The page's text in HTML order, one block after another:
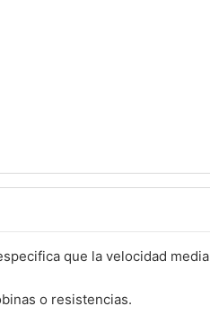
que la velocidad
o resistencias.